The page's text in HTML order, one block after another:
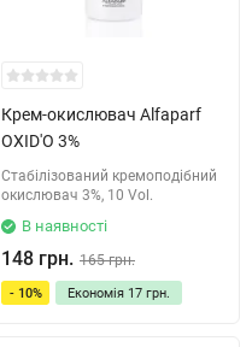
Крем-окислювач Alfaparf
OXID'O 3%
Стабілізований кремоподібний
окислювач 3%, 10 Vol.
В наявності
148 грн. 165 грн.
- 10% Економія 17 грн.